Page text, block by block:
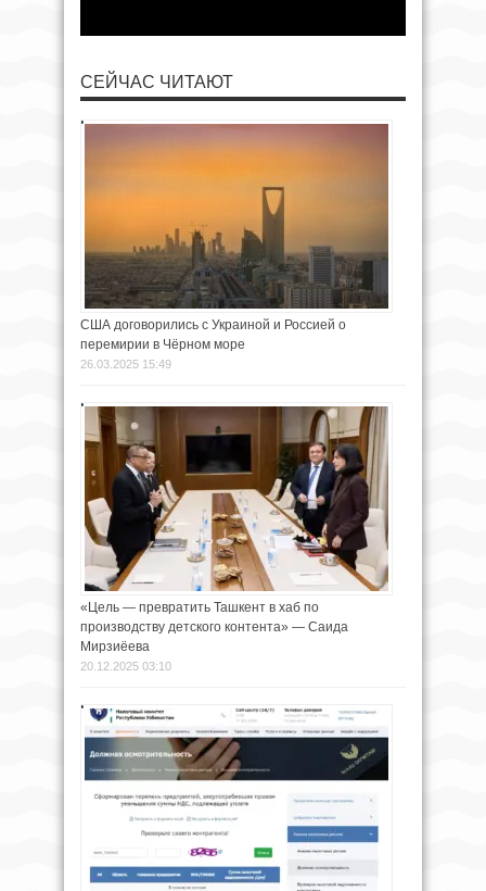
СЕЙЧАС ЧИТАЮТ
США договорились с Украиной и Россией о
перемирии в Чёрном море
26.03.2025 15:49
«Цель — превратить Ташкент в хаб по
производству детского контента» — Саида
Мирзиёева
20.12.2025 03:10